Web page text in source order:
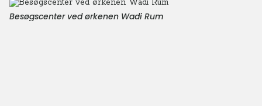
Besøgscenter ved ørkenen Wadi Rum